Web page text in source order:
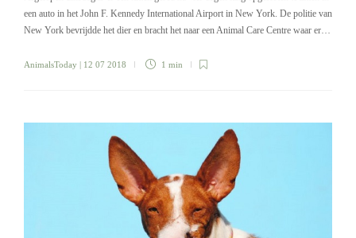
een auto in het John F. Kennedy International Airport in New York. De politie van
New York bevrijdde het dier en bracht het naar een Animal Care Centre waar er…
AnimalsToday | 12 07 2018 1 min